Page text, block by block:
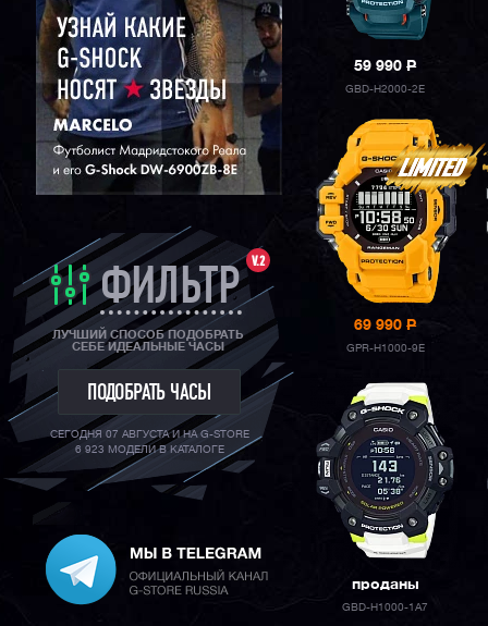
V.2
ФИЛЬТР
ЛУЧШИЙ СПОСОБ ПОДОБРАТЬ
СЕБЕ ИДЕАЛЬНЫЕ ЧАСЫ
ПОДОБРАТЬ ЧАСЫ
СЕГОДНЯ 07 АВГУСТА И НА G-STORE
6 923 МОДЕЛИ В КАТАЛОГЕ
59 990P
GBD-H2000-2E
69 990P
GPR-H1000-9E
проданы
GBD-H1000-1A7